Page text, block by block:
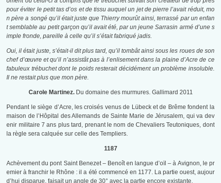
pour éviter le petit tas d’os et de tissu auquel un jet de pierre l’avait réduit, mo
n père a songé qu’il était juste que Thierry mourût ainsi, terrassé par un enfan
t semblable au petit garçon qu’il avait été, par un jeune Sarrasin armé d’une s
imple fronde, pareille à celle qu’il s’était fabriqué jadis.
Oui, il était juste, s’était-il dit plus tard, qu’il tombât ainsi sous les roues de son
chef d’œuvre et qu’il n’assistât pas à l’enlisement dans la plaine d’Acre de ce
fabuleux trébuchet dont le poids resterait décidément un problème insoluble.
Il ne restait plus que mon père.
Carole Martinez. Du domaine des murmures. Gallimard 2011
Pendant le siège d’Acre, les croisés venus de Lübeck et de Brême fondent la
maison de l’Hôpital des Allemands de Sainte Marie de Jérusalem, qui va dev
enir militaire 7 ans plus tard, prenant le nom de Chevaliers Teutoniques, dont
la règle sera calquée sur celle des Templiers.
1187
Achèvement du pont Saint Benezet – Benoît en langue d’oïl – à Avignon, le pr
emier à franchir le Rhône : il a été commencé en 1177. La partie ouest, aujour
d’hui disparue, faisait un angle de 30° avec la partie encore existante.